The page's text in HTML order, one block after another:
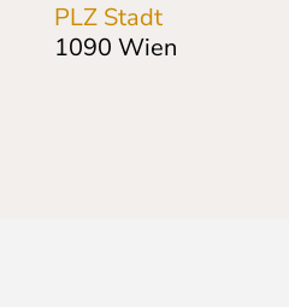
PLZ Stadt
1090 Wien